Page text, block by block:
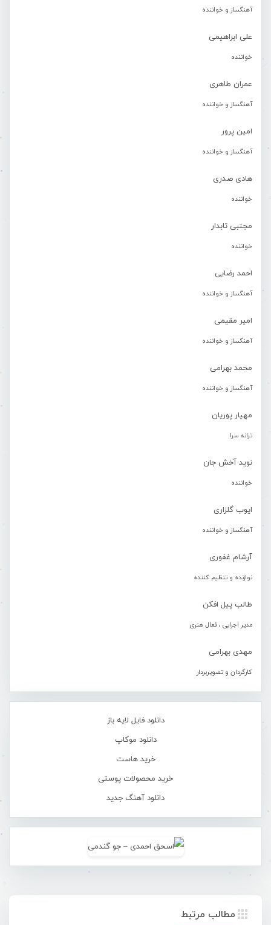
آهنگساز و خواننده
علی ابراهیمی
خواننده
عمران طاهری
آهنگساز و خواننده
امین پرور
آهنگساز و خواننده
هادی صدری
خواننده
مجتبی تابدار
خواننده
احمد رضایی
آهنگساز و خواننده
امیر مقیمی
آهنگساز و خواننده
محمد بهرامی
آهنگساز و خواننده
مهیار پوریان
ترانه سرا
نوید آخش جان
خواننده
ایوب گلزاری
آهنگساز و خواننده
آرشام غفوری
نوازنده و تنظیم کننده
طالب پیل افکن
مدیر اجرایی ، فعال هنری
مهدی بهرامی
کارگردان و تصویربردار
دانلود فایل لایه باز
دانلود موکاپ
خرید هاست
خرید محصولات پوستی
دانلود آهنگ جدید
مطالب مرتبط